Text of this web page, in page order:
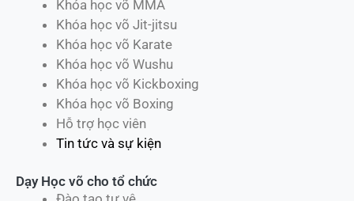
Khóa học võ MMA
Khóa học võ Jit-jitsu
Khóa học võ Karate
Khóa học võ Wushu
Khóa học võ Kickboxing
Khóa học võ Boxing
Hỗ trợ học viên
Tin tức và sự kiện
Dạy Học võ cho tổ chức